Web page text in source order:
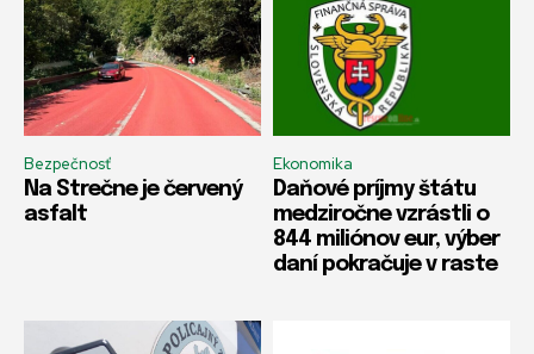
Bezpečnosť
Na Strečne je červený
asfalt
Ekonomika
Daňové príjmy štátu
medziročne vzrástli o
844 miliónov eur, výber
daní pokračuje v raste